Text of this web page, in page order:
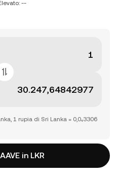
--
1 rupia di Sri Lanka = 0,0₄3306
in LKR